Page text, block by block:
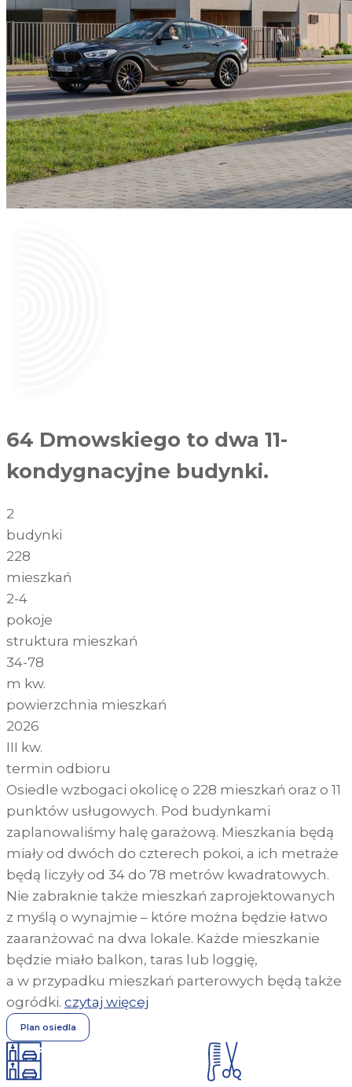
64 Dmowskiego to dwa 11-
kondygnacyjne budynki.
2
budynki
228
mieszkań
2-4
pokoje
struktura mieszkań
34-78
m kw.
powierzchnia mieszkań
2026
III kw.
termin odbioru
Osiedle wzbogaci okolicę o 228 mieszkań oraz o 11
punktów usługowych. Pod budynkami
zaplanowaliśmy halę garażową. Mieszkania będą
miały od dwóch do czterech pokoi, a ich metraże
będą liczyły od 34 do 78 metrów kwadratowych.
Nie zabraknie także mieszkań zaprojektowanych
z myślą o wynajmie – które można będzie łatwo
zaaranżować na dwa lokale. Każde mieszkanie
będzie miało balkon, taras lub loggię,
a w przypadku mieszkań parterowych będą także
ogródki. czytaj więcej
Plan osiedla